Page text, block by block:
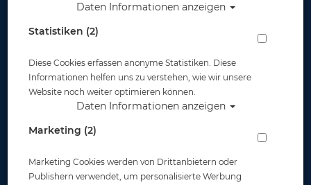
Sortierung :
Daten Informationen anzeigen
Statistiken (2)
Diese Cookies erfassen anonyme Statistiken. Diese
Informationen helfen uns zu verstehen, wie wir unsere
Website noch weiter optimieren können.
Daten Informationen anzeigen
Marketing (2)
Marketing Cookies werden von Drittanbietern oder
Publishern verwendet, um personalisierte Werbung